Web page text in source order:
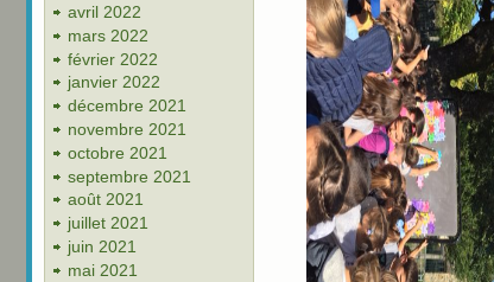
avril 2022
mars 2022
février 2022
janvier 2022
décembre 2021
novembre 2021
octobre 2021
septembre 2021
août 2021
juillet 2021
juin 2021
mai 2021